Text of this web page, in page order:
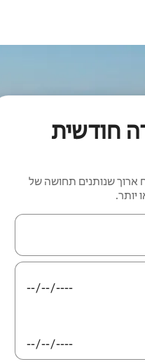
חודשית
ארוך שנותנים תחושה של
יותר.
יש לנווט עם מקשי החיצים למעלה